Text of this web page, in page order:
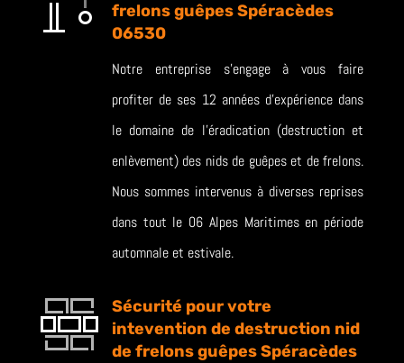
frelons guêpes Spéracèdes
06530
Notre entreprise s’engage à vous faire
profiter de ses 12 années d’expérience dans
le domaine de l’éradication (destruction et
enlèvement) des nids de guêpes et de frelons.
Nous sommes intervenus à diverses reprises
dans tout le 06 Alpes Maritimes en période
automnale et estivale.
Sécurité pour votre
intevention de destruction nid
de frelons guêpes Spéracèdes